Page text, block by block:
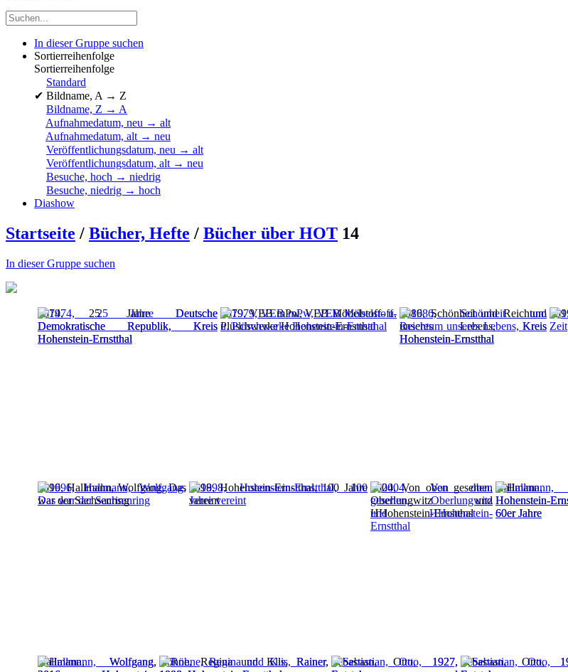
In dieser Gruppe suchen
Sortierreihenfolge
Sortierreihenfolge
Standard
✔ Bildname, A → Z
Bildname, Z → A
Aufnahmedatum, neu → alt
Aufnahmedatum, alt → neu
Veröffentlichungsdatum, neu → alt
Veröffentlichungsdatum, alt → neu
Besuche, hoch → niedrig
Besuche, niedrig → hoch
Diashow
Startseite / Bücher, Hefte / Bücher über HOT 14
In dieser Gruppe suchen
1974, 25 Jahre Deutsche
Demokratische Republik, Kreis
Hohenstein-Ernstthal
1979, VEB mPw, VEB Möbelstoff- u.
Plüschwerke Hohenstein-Ernstthal
1986, Schönheit und Reichtum
unseres Lebens, Kreis
Hohenstein-Ernstthal
1996, Hallmann, Wolfgang, Das
war der Sachsenring
1998, Hohenstein-Ernstthal, 100 Jahre
vereint
2004, Von oben gesehen,
Oberlungwitz und
HHohenstein-Ernstthal
Hallmann,
Hohenstein-
60er Jahre
Hallmann, Wolfgang, Röhne, Regina und Klis, Rainer, Sebastian, Otto, 1927, Sebastian, Otto,